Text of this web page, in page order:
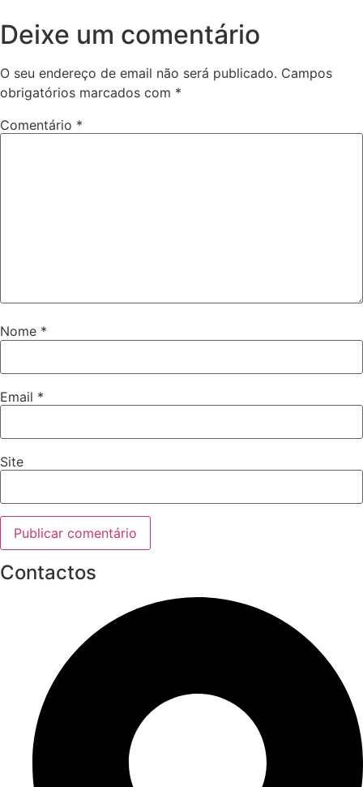
Deixe um comentário
O seu endereço de email não será publicado. Campos
obrigatórios marcados com *
Comentário *
Nome *
Email *
Site
Contactos